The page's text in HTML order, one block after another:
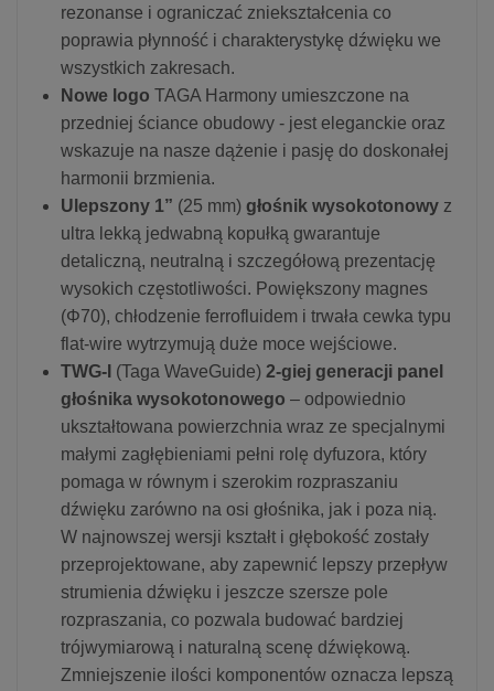
rezonanse i ograniczać zniekształcenia co
poprawia płynność i charakterystykę dźwięku we
wszystkich zakresach.
Nowe logo TAGA Harmony umieszczone na
przedniej ściance obudowy - jest eleganckie oraz
wskazuje na nasze dążenie i pasję do doskonałej
harmonii brzmienia.
Ulepszony 1” (25 mm) głośnik wysokotonowy z
ultra lekką jedwabną kopułką gwarantuje
detaliczną, neutralną i szczegółową prezentację
wysokich częstotliwości. Powiększony magnes
(Φ70), chłodzenie ferrofluidem i trwała cewka typu
flat-wire wytrzymują duże moce wejściowe.
TWG-I (Taga WaveGuide) 2-giej generacji panel
głośnika wysokotonowego – odpowiednio
ukształtowana powierzchnia wraz ze specjalnymi
małymi zagłębieniami pełni rolę dyfuzora, który
pomaga w równym i szerokim rozpraszaniu
dźwięku zarówno na osi głośnika, jak i poza nią.
W najnowszej wersji kształt i głębokość zostały
przeprojektowane, aby zapewnić lepszy przepływ
strumienia dźwięku i jeszcze szersze pole
rozpraszania, co pozwala budować bardziej
trójwymiarową i naturalną scenę dźwiękową.
Zmniejszenie ilości komponentów oznacza lepszą